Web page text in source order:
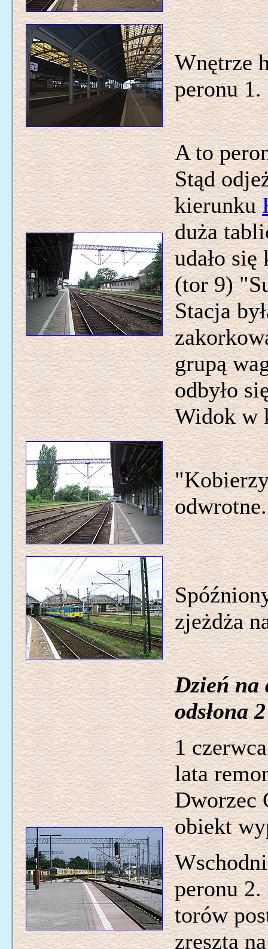
Wnętrze
peronu 1.
A to
Stąd
kierunku
duża
udało
(tor 9)
Stacja
grupą
odbyło
Widok w
odwrotne.
zjeżdża
Dzień na
odsłona
1
lata
Dworzec
obiekt
peronu
torów
zresztą